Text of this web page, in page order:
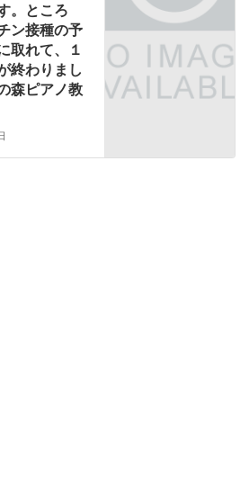
。ところ
ン接種の予
取れて、１
終わりまし
森ピアノ教